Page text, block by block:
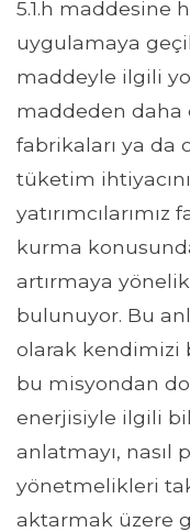
5.1.h maddesine
uygulamaya
maddeyle ilgili
maddeden daha
fabrikaları ya da
tüketim
kurma
artırmaya
bulunuyor. Bu
olarak kendimizi
bu misyondan
enerjisiyle ilgili
anlatmayı, nasıl
yönetmelikleri
aktarmak üzere